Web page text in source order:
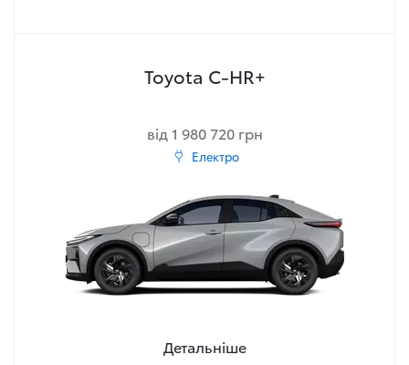
Toyota C-HR+
від 1 980 720 грн
Електро
Детальніше